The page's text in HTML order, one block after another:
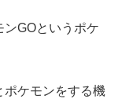
GOというポケ
ポケモンをする機